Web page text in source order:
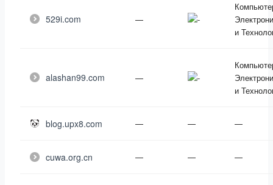
529i.com —
и
alashan99.com —
и
blog.upx8.com — — —
cuwa.org.cn — — —